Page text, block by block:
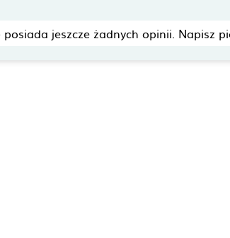
jeszcze żadnych opinii. Napisz